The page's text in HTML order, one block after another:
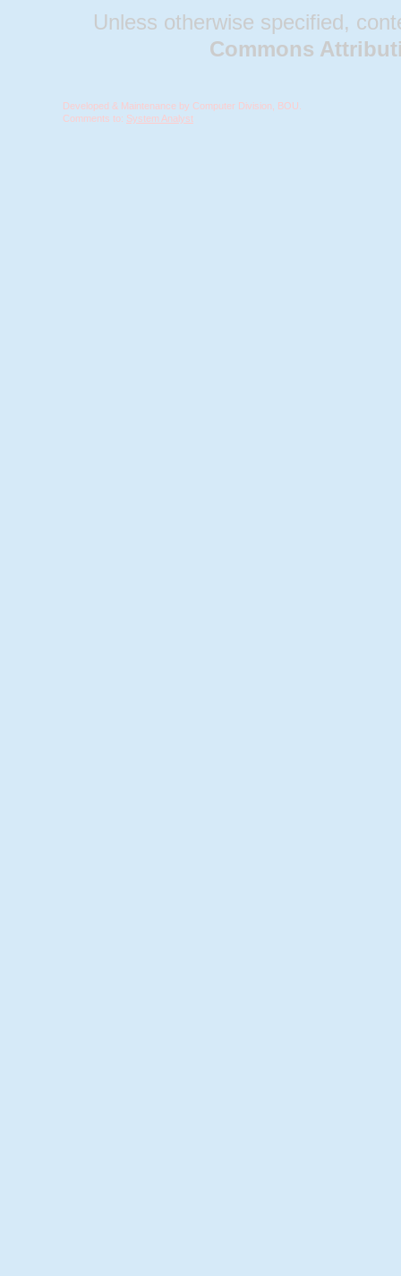
Unless otherwise specified,
Commons
Developed & Maintenance by Computer Division, BOU.
Comments to: System Analyst